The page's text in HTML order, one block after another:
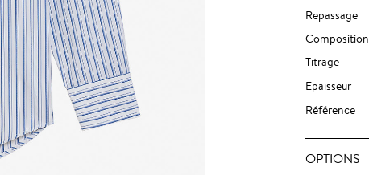
Repassage
Composition
Titrage
Epaisseur
Référence
OPTIONS